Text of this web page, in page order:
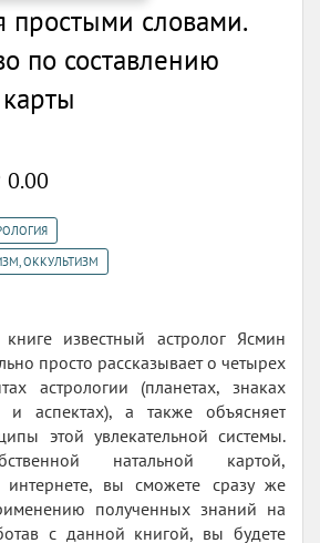
простыми словами.
по составлению
0.00
ОККУЛЬТИЗМ
известный астролог Ясмин
просто рассказывает о четырех
астрологии (планетах, знаках
и аспектах), а также объясняет
этой увлекательной системы.
натальной картой,
интернете, вы сможете сразу же
полученных знаний на
с данной книгой, вы будете